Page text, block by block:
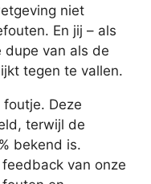
niet
En jij – als
van als de
tegen te vallen.
Deze
terwijl de
bekend is.
van onze